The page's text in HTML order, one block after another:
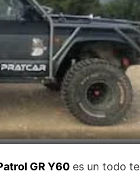
GR Y60 es un todo